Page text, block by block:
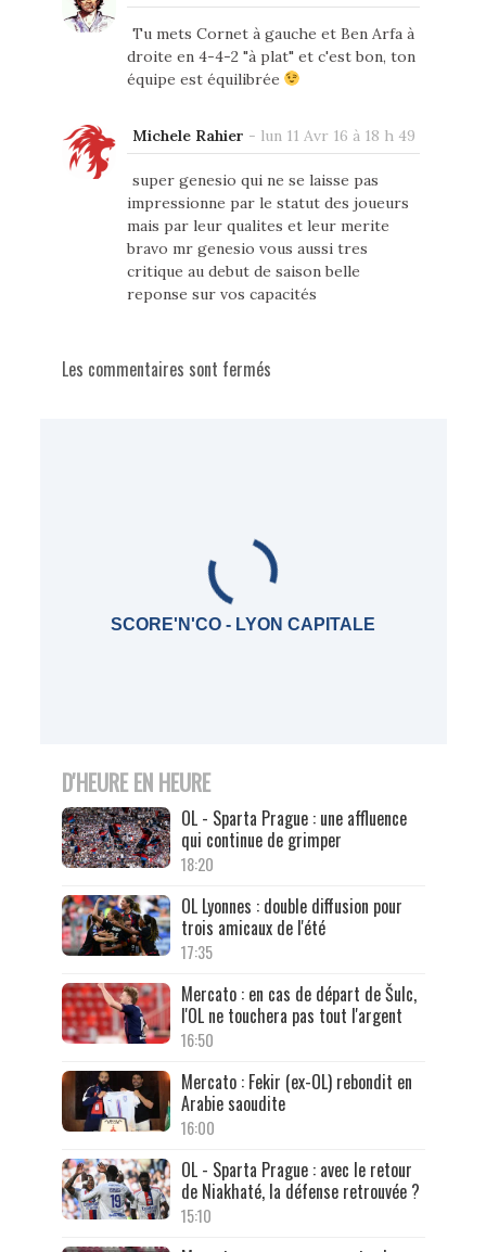
Tu mets Cornet à gauche et Ben Arfa à
droite en 4-4-2 "à plat" et c'est bon, ton
équipe est équilibrée
Michele Rahier - lun 11 Avr 16 à 18 h 49
super genesio qui ne se laisse pas
impressionne par le statut des joueurs
mais par leur qualites et leur merite
bravo mr genesio vous aussi tres
critique au debut de saison belle
reponse sur vos capacités
Les commentaires sont fermés
SCORE'N'CO - LYON CAPITALE
D'HEURE EN HEURE
OL - Sparta Prague : une affluence
qui continue de grimper
18:20
OL Lyonnes : double diffusion pour
trois amicaux de l'été
17:35
Mercato : en cas de départ de Šulc,
l'OL ne touchera pas tout l'argent
16:50
Mercato : Fekir (ex-OL) rebondit en
Arabie saoudite
16:00
OL - Sparta Prague : avec le retour
de Niakhaté, la défense retrouvée ?
15:10